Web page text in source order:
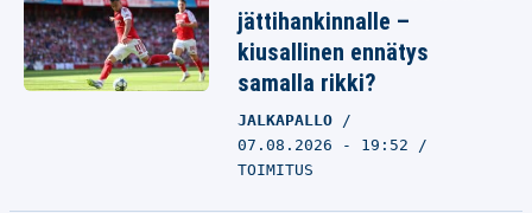
jättihankinnalle –
kiusallinen ennätys
samalla rikki?
JALKAPALLO
07.08.2026 - 19:52
TOIMITUS